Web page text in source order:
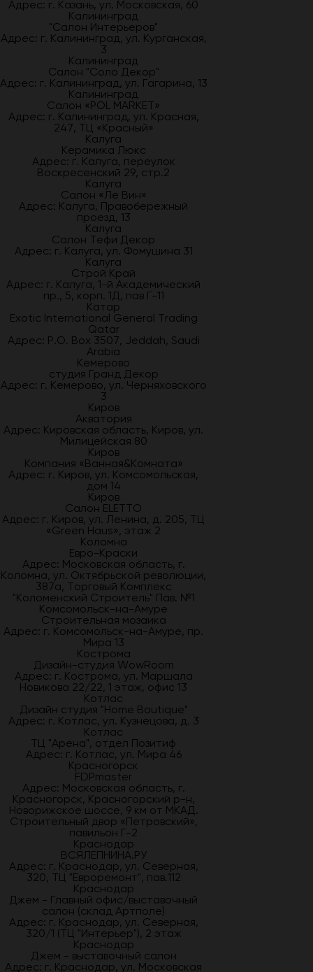
Адрес: г. Казань, ул. Московская, 60
Калининград
"Салон Интерьеров"
Адрес: г. Калининград, ул. Курганская,
3
Калининград
Салон "Соло Декор"
Адрес: г. Калининград, ул. Гагарина, 13
Калининград
Салон «POL MARKET»
Адрес: г. Калининград, ул. Красная,
247, ТЦ «Красный»
Калуга
Керамика Люкс
Адрес: г. Калуга, переулок
Воскресенский 29, стр.2
Калуга
Салон «Ле Вин»
Адрес: Калуга, Правобережный
проезд, 13
Калуга
Салон Тефи Декор
Адрес: г. Калуга, ул. Фомушина 31
Калуга
Строй Край
Адрес: г. Калуга, 1-й Академический
пр., 5, корп. 1Д, пав Г-11
Катар
Exotic International General Trading
Qatar
Адрес: P.O. Box 3507, Jeddah, Saudi
Arabia
Кемерово
студия Гранд Декор
Адрес: г. Кемерово, ул. Черняховского
3
Киров
Акватория
Адрес: Кировская область, Киров, ул.
Милицейская 80
Киров
Компания «Ванная&Комната»
Адрес: г. Киров, ул. Комсомольская,
дом 14
Киров
Салон ELETTO
Адрес: г. Киров, ул. Ленина, д. 205, ТЦ
«Green Haus», этаж 2
Коломна
Евро-Краски
Адрес: Московская область, г.
Коломна, ул. Октябрьской революции,
387а, Торговый Комплекс
"Коломенский Строитель" Пав. №1
Комсомольск-на-Амуре
Строительная мозаика
Адрес: г. Комсомольск-на-Амуре, пр.
Мира 13
Кострома
Дизайн-студия WowRoom
Адрес: г. Кострома, ул. Маршала
Новикова 22/22, 1 этаж, офис 13
Котлас
Дизайн студия "Home Boutique"
Адрес: г. Котлас, ул. Кузнецова, д. 3
Котлас
ТЦ "Арена", отдел Позитиф
Адрес: г. Котлас, ул. Мира 46
Красногорск
FDPmaster
Адрес: Московская область, г.
Красногорск, Красногорский р-н,
Новорижское шоссе, 9 км от МКАД.
Строительный двор «Петровский»,
павильон Г-2
Краснодар
ВСЯЛЕПНИНА.РУ
Адрес: г. Краснодар, ул. Северная,
320, ТЦ "Евроремонт", пав.112
Краснодар
Джем - Главный офис/выставочный
салон (склад Артполе)
Адрес: г. Краснодар, ул. Северная,
320/1 (ТЦ "Интерьер"), 2 этаж
Краснодар
Джем - выставочный салон
Адрес: г. Краснодар, ул. Московская